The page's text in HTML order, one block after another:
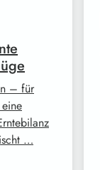
– für
…